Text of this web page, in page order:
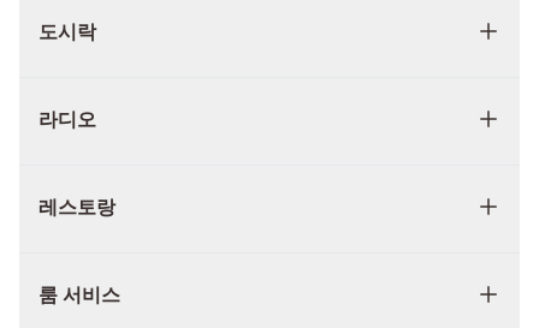
도시락
라디오
레스토랑
룸 서비스